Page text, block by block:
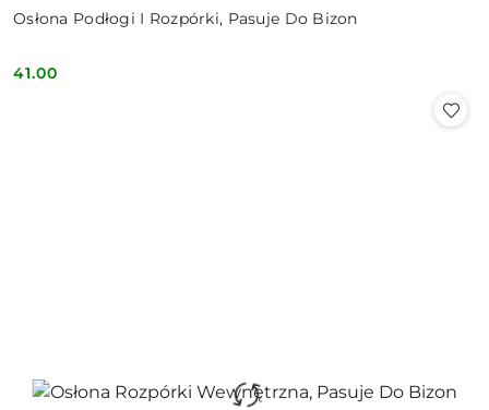
Osłona Podłogi I Rozpórki, Pasuje Do Bizon
Cena:
41.00